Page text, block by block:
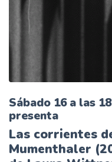
Sábado 16 a las
presenta
Las corrientes
Mumenthaler